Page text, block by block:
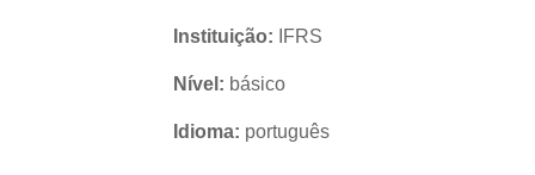
Instituição: IFRS
Nível: básico
Idioma: português